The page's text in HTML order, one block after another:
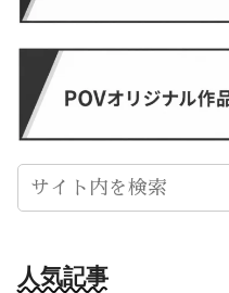
人気記事